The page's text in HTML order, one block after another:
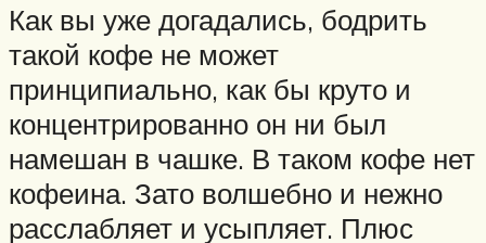
Как вы уже догадались, бодрить
такой кофе не может
принципиально, как бы круто и
концентрированно он ни был
намешан в чашке. В таком кофе нет
кофеина. Зато волшебно и нежно
расслабляет и усыпляет. Плюс